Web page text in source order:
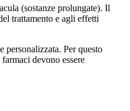
(sostanze prolungate). Il
trattamento e agli effetti
personalizzata. Per questo
devono essere